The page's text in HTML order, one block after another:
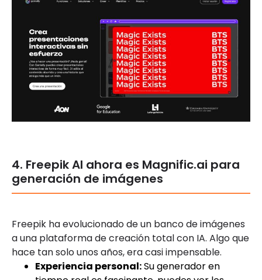
4. Freepik AI ahora es Magnific.ai para
generación de imágenes
Freepik ha evolucionado de un banco de imágenes
a una plataforma de creación total con IA. Algo que
hace tan solo unos años, era casi impensable.
Experiencia personal:Su generador en